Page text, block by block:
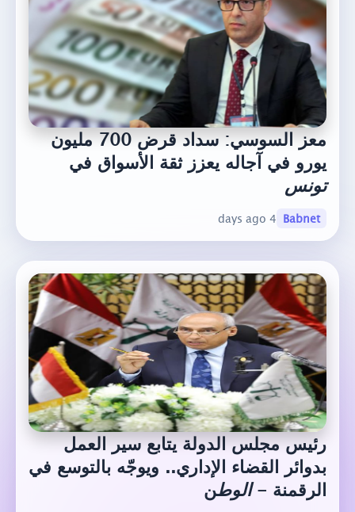
معز السوسي: سداد قرض 700 مليون
يورو في آجاله يعزز ثقة الأسواق في
تونس
Babnet
4 days ago
رئيس مجلس الدولة يتابع سير العمل
بدوائر القضاء الإداري.. ويوجّه بالتوسع في
الرقمنة -الوطن